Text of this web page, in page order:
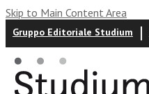
Skip to Main Content Area
Gruppo Editoriale Studium